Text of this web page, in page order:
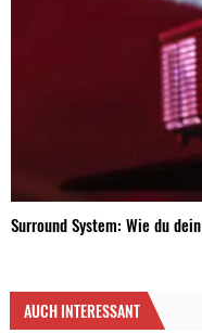
Surround System: Wie du
AUCH INTERESSANT